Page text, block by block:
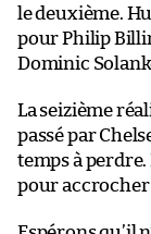
le deuxième.
pour Philip
Dominic
La seizième
passé par
temps à
pour